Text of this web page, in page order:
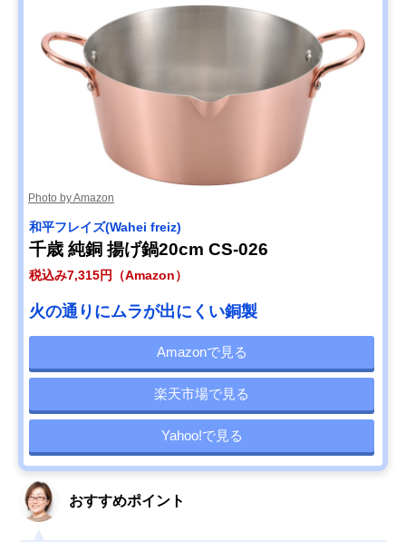
Photo by Amazon
和平フレイズ(Wahei freiz)
千歳 純銅 揚げ鍋20cm CS-026
税込み7,315円（Amazon）
火の通りにムラが出にくい銅製
Amazonで見る
楽天市場で見る
Yahoo!で見る
おすすめポイント